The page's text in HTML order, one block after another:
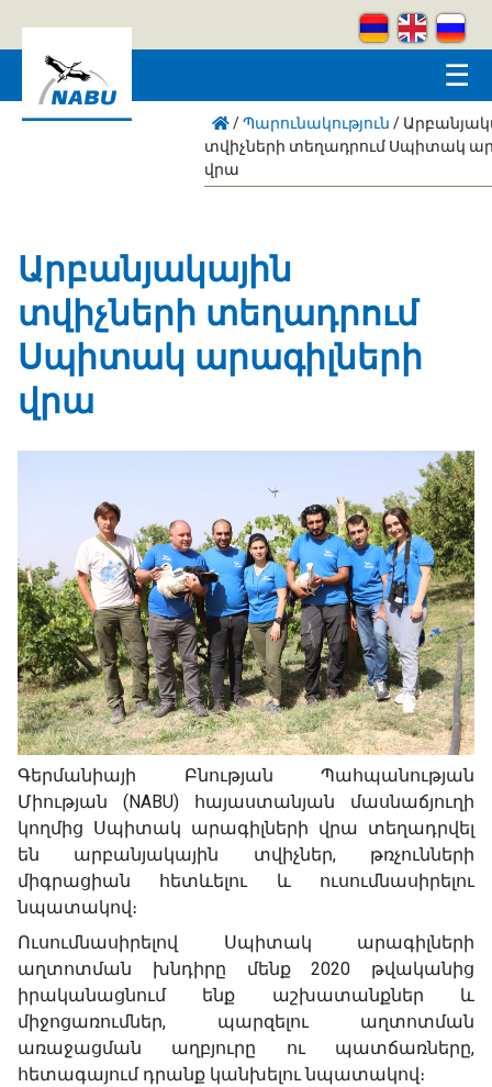
☰
/Պարունակություն /
տվիչների տեղադրում Սպիտակ
վրա
Արբանյակային
տվիչների տեղադրում
Սպիտակ արագիլների
վրա
Գերմանիայի Բնության Պահպանության
Միության (NABU) հայաստանյան մասնաճյուղի
կողմից Սպիտակ արագիլների վրա տեղադրվել
են արբանյակային տվիչներ, թռչունների
միգրացիան հետևելու և ուսումնասիրելու
նպատակով։
Ուսումնասիրելով Սպիտակ արագիլների
աղտոտման խնդիրը մենք 2020 թվականից
իրականացնում ենք աշխատանքներ և
միջոցառումներ, պարզելու աղտոտման
առաջացման աղբյուրը ու պատճառները,
հետագայում դրանք կանխելու նպատակով։